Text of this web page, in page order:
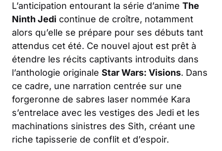
L’anticipation entourant la série d’anime The
Ninth Jedi continue de croître, notamment
alors qu’elle se prépare pour ses débuts tant
attendus cet été. Ce nouvel ajout est prêt à
étendre les récits captivants introduits dans
l’anthologie originale Star Wars: Visions. Dans
ce cadre, une narration centrée sur une
forgeronne de sabres laser nommée Kara
s’entrelace avec les vestiges des Jedi et les
machinations sinistres des Sith, créant une
riche tapisserie de conflit et d’espoir.